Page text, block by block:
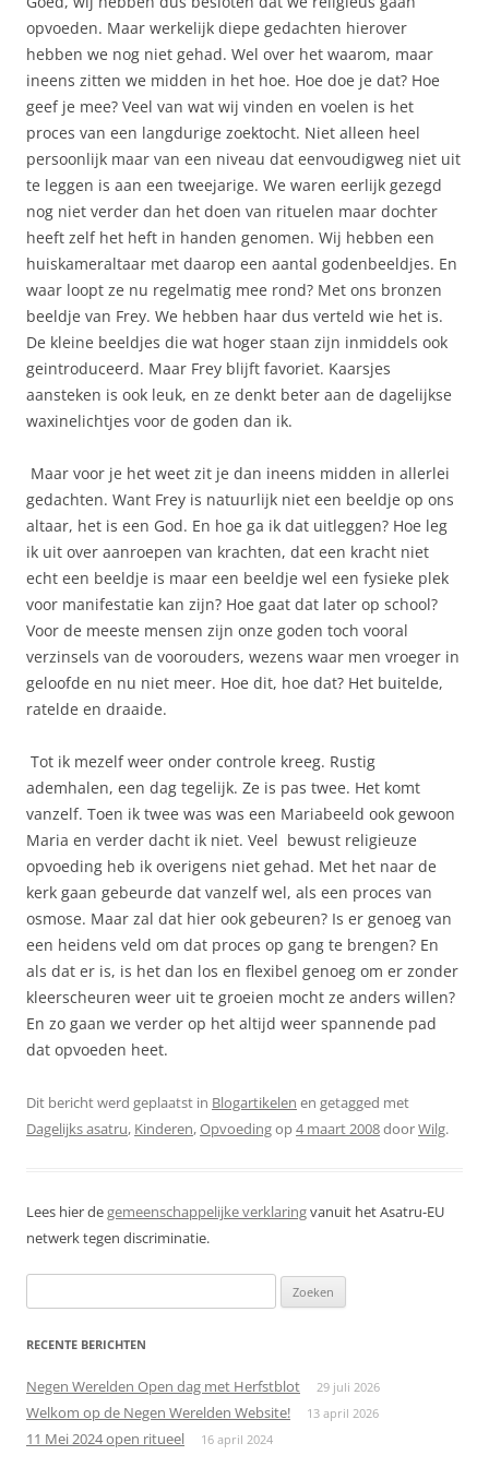
opvoeden. Maar werkelijk diepe gedachten hierover
hebben we nog niet gehad. Wel over het waarom, maar
ineens zitten we midden in het hoe. Hoe doe je dat? Hoe
geef je mee? Veel van wat wij vinden en voelen is het
proces van een langdurige zoektocht. Niet alleen heel
persoonlijk maar van een niveau dat eenvoudigweg niet uit
te leggen is aan een tweejarige. We waren eerlijk gezegd
nog niet verder dan het doen van rituelen maar dochter
heeft zelf het heft in handen genomen. Wij hebben een
huiskameraltaar met daarop een aantal godenbeeldjes. En
waar loopt ze nu regelmatig mee rond? Met ons bronzen
beeldje van Frey. We hebben haar dus verteld wie het is.
De kleine beeldjes die wat hoger staan zijn inmiddels ook
geintroduceerd. Maar Frey blijft favoriet. Kaarsjes
aansteken is ook leuk, en ze denkt beter aan de dagelijkse
waxinelichtjes voor de goden dan ik.
Maar voor je het weet zit je dan ineens midden in allerlei
gedachten. Want Frey is natuurlijk niet een beeldje op ons
altaar, het is een God. En hoe ga ik dat uitleggen? Hoe leg
ik uit over aanroepen van krachten, dat een kracht niet
echt een beeldje is maar een beeldje wel een fysieke plek
voor manifestatie kan zijn? Hoe gaat dat later op school?
Voor de meeste mensen zijn onze goden toch vooral
verzinsels van de voorouders, wezens waar men vroeger in
geloofde en nu niet meer. Hoe dit, hoe dat? Het buitelde,
ratelde en draaide.
Tot ik mezelf weer onder controle kreeg. Rustig
ademhalen, een dag tegelijk. Ze is pas twee. Het komt
vanzelf. Toen ik twee was was een Mariabeeld ook gewoon
Maria en verder dacht ik niet. Veel bewust religieuze
opvoeding heb ik overigens niet gehad. Met het naar de
kerk gaan gebeurde dat vanzelf wel, als een proces van
osmose. Maar zal dat hier ook gebeuren? Is er genoeg van
een heidens veld om dat proces op gang te brengen? En
als dat er is, is het dan los en flexibel genoeg om er zonder
kleerscheuren weer uit te groeien mocht ze anders willen?
En zo gaan we verder op het altijd weer spannende pad
dat opvoeden heet.
Dit bericht werd geplaatst in Blogartikelen en getagged met
Dagelijks asatru, Kinderen,Opvoedingop4 maart 2008doorWilg.
Lees hier degemeenschappelijke verklaringvanuit het Asatru-EU
netwerk tegen discriminatie.
naar:
RECENTE BERICHTEN
Negen Werelden Open dag met Herfstblot 29 juli 2026
Welkom op de Negen Werelden Website! 13 april 2026
11 Mei 2024 open ritueel 16 april 2024